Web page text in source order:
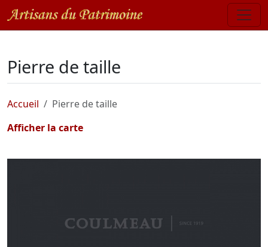
Pierre de taille
Accueil
Pierre de taille
Afficher la carte